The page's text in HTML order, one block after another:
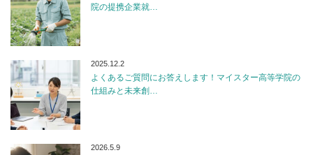
院の提携企業就…
2025.12.2
よくあるご質問にお答えします！マイスター高等学院の
仕組みと未来創…
2026.5.9